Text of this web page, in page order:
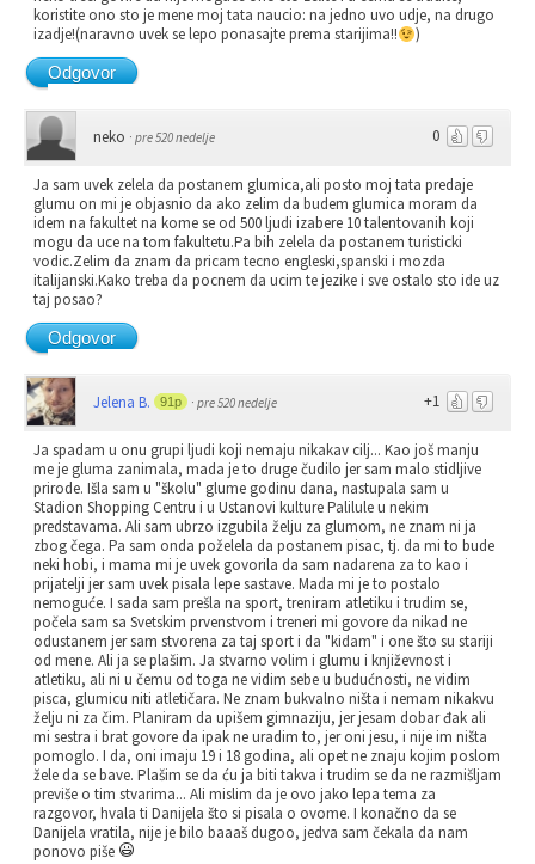
koristite ono sto je mene moj tata naucio: na jedno uvo udje, na drugo
izadje!(naravno uvek se lepo ponasajte prema starijima!!
)
Odgovor
0
neko · pre 520 nedelje
Ja sam uvek zelela da postanem glumica,ali posto moj tata predaje
glumu on mi je objasnio da ako zelim da budem glumica moram da
idem na fakultet na kome se od 500 ljudi izabere 10 talentovanih koji
mogu da uce na tom fakultetu.Pa bih zelela da postanem turisticki
vodic.Zelim da znam da pricam tecno engleski,spanski i mozda
italijanski.Kako treba da pocnem da ucim te jezike i sve ostalo sto ide uz
taj posao?
Odgovor
+1
Jelena B. 91p · pre 520 nedelje
Ja spadam u onu grupi ljudi koji nemaju nikakav cilj... Kao još manju
me je gluma zanimala, mada je to druge čudilo jer sam malo stidljive
prirode. Išla sam u "školu" glume godinu dana, nastupala sam u
Stadion Shopping Centru i u Ustanovi kulture Palilule u nekim
predstavama. Ali sam ubrzo izgubila želju za glumom, ne znam ni ja
zbog čega. Pa sam onda poželela da postanem pisac, tj. da mi to bude
neki hobi, i mama mi je uvek govorila da sam nadarena za to kao i
prijatelji jer sam uvek pisala lepe sastave. Mada mi je to postalo
nemoguće. I sada sam prešla na sport, treniram atletiku i trudim se,
počela sam sa Svetskim prvenstvom i treneri mi govore da nikad ne
odustanem jer sam stvorena za taj sport i da "kidam" i one što su stariji
od mene. Ali ja se plašim. Ja stvarno volim i glumu i književnost i
atletiku, ali ni u čemu od toga ne vidim sebe u budućnosti, ne vidim
pisca, glumicu niti atletičara. Ne znam bukvalno ništa i nemam nikakvu
želju ni za čim. Planiram da upišem gimnaziju, jer jesam dobar đak ali
mi sestra i brat govore da ipak ne uradim to, jer oni jesu, i nije im ništa
pomoglo. I da, oni imaju 19 i 18 godina, ali opet ne znaju kojim poslom
žele da se bave. Plašim se da ću ja biti takva i trudim se da ne razmišljam
previše o tim stvarima... Ali mislim da je ovo jako lepa tema za
razgovor, hvala ti Danijela što si pisala o ovome. I konačno da se
Danijela vratila, nije je bilo baaaš dugoo, jedva sam čekala da nam
ponovo piše